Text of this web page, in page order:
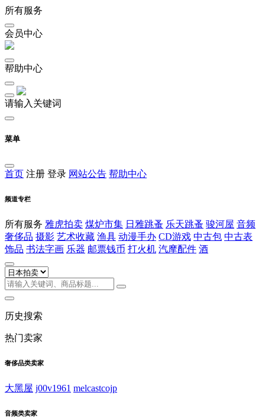
所有服务
会员中心
帮助中心
请输入关键词
菜单
首页 注册 登录 网站公告 帮助中心
频道专栏
所有服务 雅虎拍卖 煤炉市集 日雅跳蚤 乐天跳蚤 骏河屋 音频
奢侈品 摄影 艺术收藏 渔具 动漫手办 CD游戏 中古包 中古表
饰品 书法字画 乐器 邮票钱币 打火机 汽摩配件 酒
历史搜索
热门卖家
奢侈品类卖家
大黑屋 j00v1961 melcastcojp
音频类卖家